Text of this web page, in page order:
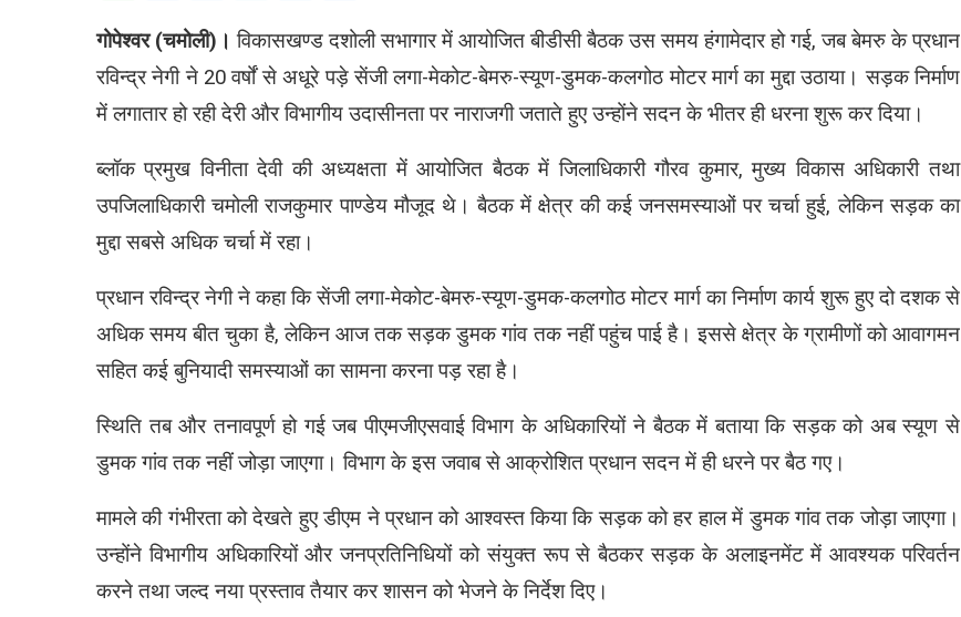
गोपेश्वर (चमोली)। विकासखण्ड दशोली सभागार में आयोजित बीडीसी बैठक उस समय हंगामेदार हो गई, जब बेमरु के प्रधान
रविन्द्र नेगी ने 20 वर्षों से अधूरे पड़े सेंजी लगा-मेकोट-बेमरु-स्यूण-डुमक-कलगोठ मोटर मार्ग का मुद्दा उठाया। सड़क निर्माण
में लगातार हो रही देरी और विभागीय उदासीनता पर नाराजगी जताते हुए उन्होंने सदन के भीतर ही धरना शुरू कर दिया।
ब्लॉक प्रमुख विनीता देवी की अध्यक्षता में आयोजित बैठक में जिलाधिकारी गौरव कुमार, मुख्य विकास अधिकारी तथा
उपजिलाधिकारी चमोली राजकुमार पाण्डेय मौजूद थे। बैठक में क्षेत्र की कई जनसमस्याओं पर चर्चा हुई, लेकिन सड़क का
मुद्दा सबसे अधिक चर्चा में रहा।
प्रधान रविन्द्र नेगी ने कहा कि सेंजी लगा-मेकोट-बेमरु-स्यूण-डुमक-कलगोठ मोटर मार्ग का निर्माण कार्य शुरू हुए दो दशक से
अधिक समय बीत चुका है, लेकिन आज तक सड़क डुमक गांव तक नहीं पहुंच पाई है। इससे क्षेत्र के ग्रामीणों को आवागमन
सहित कई बुनियादी समस्याओं का सामना करना पड़ रहा है।
स्थिति तब और तनावपूर्ण हो गई जब पीएमजीएसवाई विभाग के अधिकारियों ने बैठक में बताया कि सड़क को अब स्यूण से
डुमक गांव तक नहीं जोड़ा जाएगा। विभाग के इस जवाब से आक्रोशित प्रधान सदन में ही धरने पर बैठ गए।
मामले की गंभीरता को देखते हुए डीएम ने प्रधान को आश्वस्त किया कि सड़क को हर हाल में डुमक गांव तक जोड़ा जाएगा।
उन्होंने विभागीय अधिकारियों और जनप्रतिनिधियों को संयुक्त रूप से बैठकर सड़क के अलाइनमेंट में आवश्यक परिवर्तन
करने तथा जल्द नया प्रस्ताव तैयार कर शासन को भेजने के निर्देश दिए।